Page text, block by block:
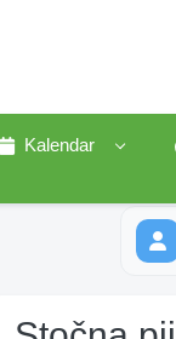
Kalendar